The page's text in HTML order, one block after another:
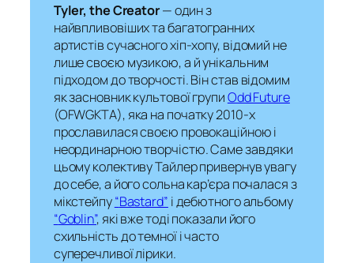
Tyler, the Creator— один з
найвпливовіших та багатогранних
артистів сучасного хіп-хопу, відомий не
лише своєю музикою, а й унікальним
підходом до творчості. Він став відомим
як засновник культової групиOdd Future
(OFWGKTA), яка на початку 2010-х
прославилася своєю провокаційною і
неординарною творчістю. Саме завдяки
цьому колективу Тайлер привернув увагу
до себе, а його сольна кар’єра почалася з
мікстейпу“Bastard” і дебютного альбому
“Goblin”, які вже тоді показали його
схильність до темної і часто
суперечливої лірики.